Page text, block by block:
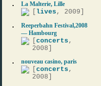
La Malterie, Lille
lives , 2009]
Reeperbahn Festival,2008
— Hambourg
[concerts ,
2008]
nouveau casino, paris
[concerts ,
2008]